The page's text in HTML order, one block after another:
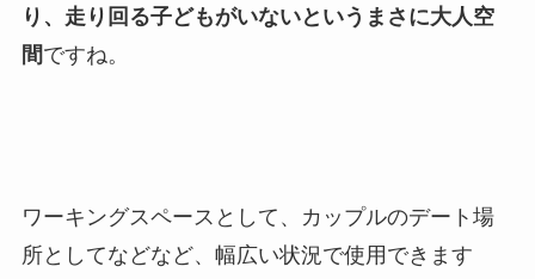
り、走り回る子どもがいないというまさに大人空
間ですね。
ワーキングスペースとして、カップルのデート場
所としてなどなど、幅広い状況で使用できます